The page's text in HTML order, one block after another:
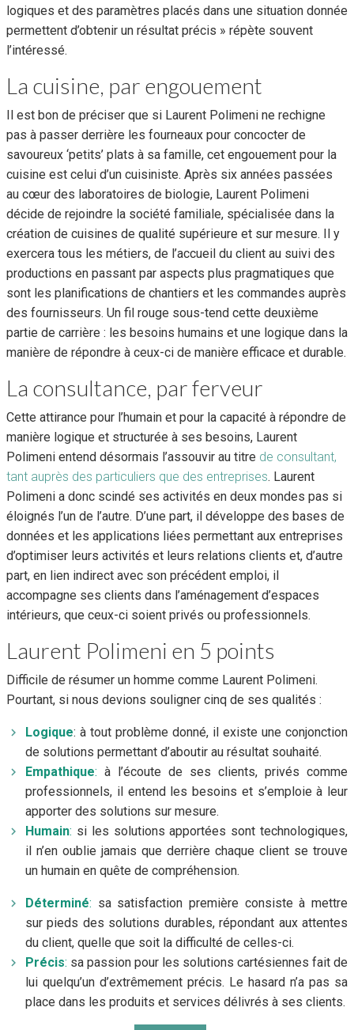
logiques et des paramètres placés dans une situation donnée
permettent d’obtenir un résultat précis » répète souvent
l’intéressé.
La cuisine, par engouement
Il est bon de préciser que si Laurent Polimeni ne rechigne
pas à passer derrière les fourneaux pour concocter de
savoureux ‘petits’ plats à sa famille, cet engouement pour la
cuisine est celui d’un cuisiniste. Après six années passées
au cœur des laboratoires de biologie, Laurent Polimeni
décide de rejoindre la société familiale, spécialisée dans la
création de cuisines de qualité supérieure et sur mesure. Il y
exercera tous les métiers, de l’accueil du client au suivi des
productions en passant par aspects plus pragmatiques que
sont les planifications de chantiers et les commandes auprès
des fournisseurs. Un fil rouge sous-tend cette deuxième
partie de carrière : les besoins humains et une logique dans la
manière de répondre à ceux-ci de manière efficace et durable.
La consultance, par ferveur
Cette attirance pour l’humain et pour la capacité à répondre de
manière logique et structurée à ses besoins, Laurent
Polimeni entend désormais l’assouvir au titre de consultant,
tant auprès des particuliers que des entreprises. Laurent
Polimeni a donc scindé ses activités en deux mondes pas si
éloignés l’un de l’autre. D’une part, il développe des bases de
données et les applications liées permettant aux entreprises
d’optimiser leurs activités et leurs relations clients et, d’autre
part, en lien indirect avec son précédent emploi, il
accompagne ses clients dans l’aménagement d’espaces
intérieurs, que ceux-ci soient privés ou professionnels.
Laurent Polimeni en 5 points
Difficile de résumer un homme comme Laurent Polimeni.
Pourtant, si nous devions souligner cinq de ses qualités :
Logique: à tout problème donné, il existe une conjonction
de solutions permettant d’aboutir au résultat souhaité.
Empathique: à l’écoute de ses clients, privés comme
professionnels, il entend les besoins et s’emploie à leur
apporter des solutions sur mesure.
Humain: si les solutions apportées sont technologiques,
il n’en oublie jamais que derrière chaque client se trouve
un humain en quête de compréhension.
Déterminé: sa satisfaction première consiste à mettre
sur pieds des solutions durables, répondant aux attentes
du client, quelle que soit la difficulté de celles-ci.
Précis: sa passion pour les solutions cartésiennes fait de
lui quelqu’un d’extrêmement précis. Le hasard n’a pas sa
place dans les produits et services délivrés à ses clients.